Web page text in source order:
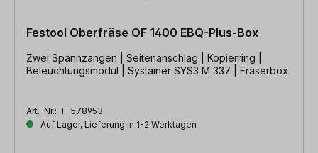
Festool Oberfräse OF 1400 EBQ-Plus-Box
Zwei Spannzangen | Seitenanschlag | Kopierring |
Beleuchtungsmodul | Systainer SYS3 M 337 | Fräserbox
Art.-Nr.: F-578953
Auf Lager, Lieferung in 1-2 Werktagen